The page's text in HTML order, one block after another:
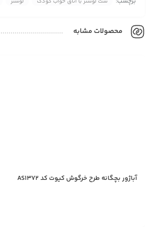
محصولات مشابه
آباژور بچگانه طرح خرگوش کیوت کد AS1372